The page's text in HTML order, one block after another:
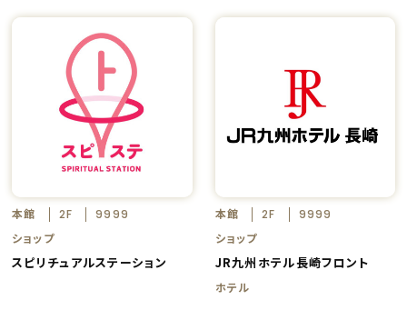
本館 2F
9999
ショップ
スピリチュアルステーション
本館 2F
9999
ショップ
JR九州ホテル長崎フロント
ホテル